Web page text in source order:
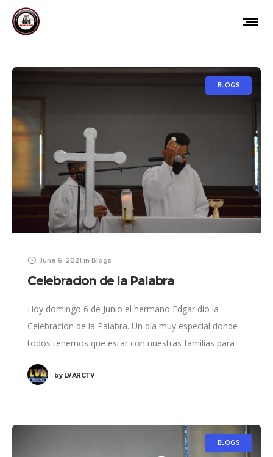
BLOGS
June 6, 2021 in Blogs
Celebracion de la Palabra
Hoy domingo 6 de Junio el hermano Edgar dio la
Celebración de la Palabra. Un día muy especial donde
todos tenemos que estar con nuestras familias para
byLVARCTV
BLOGS